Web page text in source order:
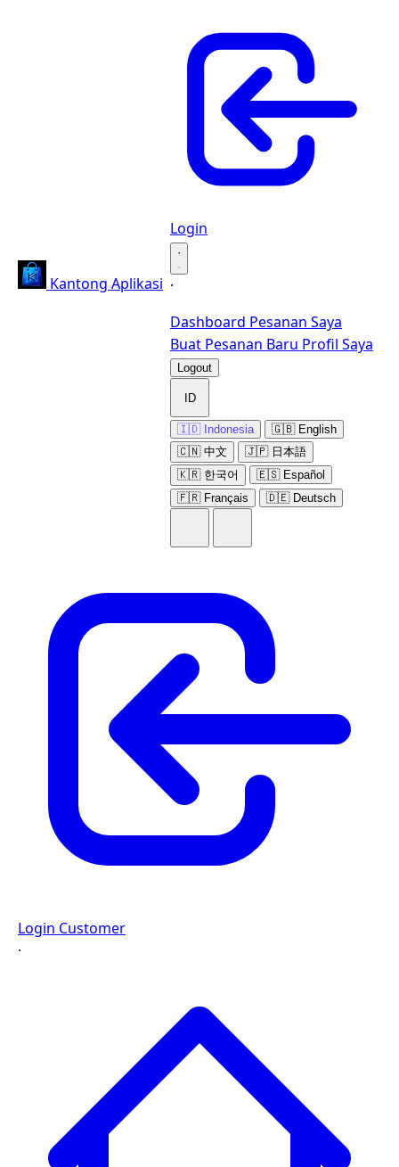
Kantong Aplikasi
Login
·
·
Dashboard Pesanan Saya
Buat Pesanan Baru Profil Saya
Logout
ID
🇮🇩 Indonesia
🇬🇧 English
🇨🇳 中文
🇯🇵 日本語
🇰🇷 한국어
🇪🇸 Español
🇫🇷 Français
🇩🇪 Deutsch
Login Customer
·